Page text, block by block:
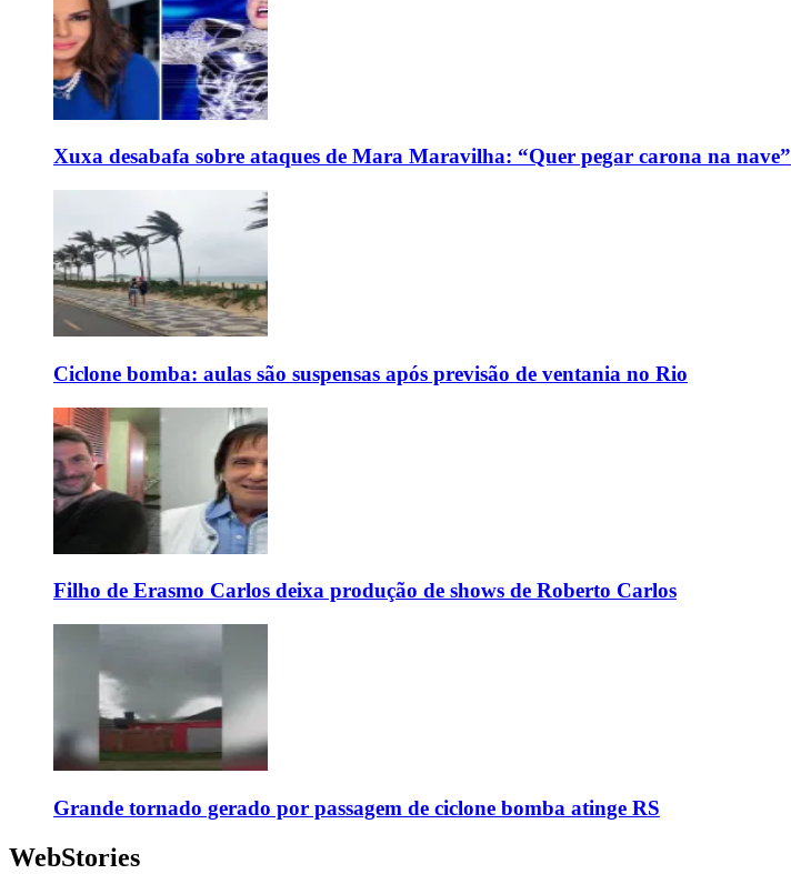
Xuxa desabafa sobre ataques de Mara Maravilha: “Quer pegar carona na nave”
Ciclone bomba: aulas são suspensas após previsão de ventania no Rio
Filho de Erasmo Carlos deixa produção de shows de Roberto Carlos
Grande tornado gerado por passagem de ciclone bomba atinge RS
WebStories